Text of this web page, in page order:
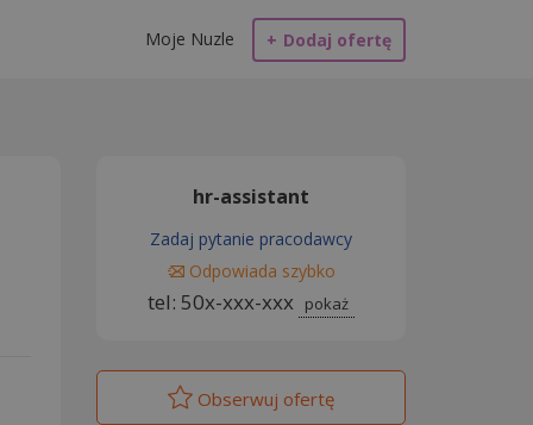
+ Dodaj ofertę
Moje Nuzle
hr-assistant
Zadaj pytanie pracodawcy
Odpowiada szybko
tel: 50x-xxx-xxx pokaż
Obserwuj ofertę